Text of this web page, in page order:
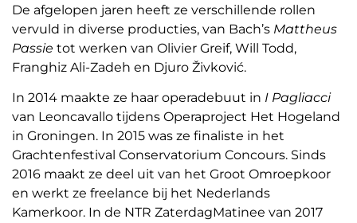
De afgelopen jaren heeft ze verschillende rollen
vervuld in diverse producties, van Bach’s Mattheus
Passie tot werken van Olivier Greif, Will Todd,
Franghiz Ali-Zadeh en Djuro Živković.
In 2014 maakte ze haar operadebuut in I Pagliacci
van Leoncavallo tijdens Operaproject Het Hogeland
in Groningen. In 2015 was ze finaliste in het
Grachtenfestival Conservatorium Concours. Sinds
2016 maakt ze deel uit van het Groot Omroepkoor
en werkt ze freelance bij het Nederlands
Kamerkoor. In de NTR ZaterdagMatinee van 2017